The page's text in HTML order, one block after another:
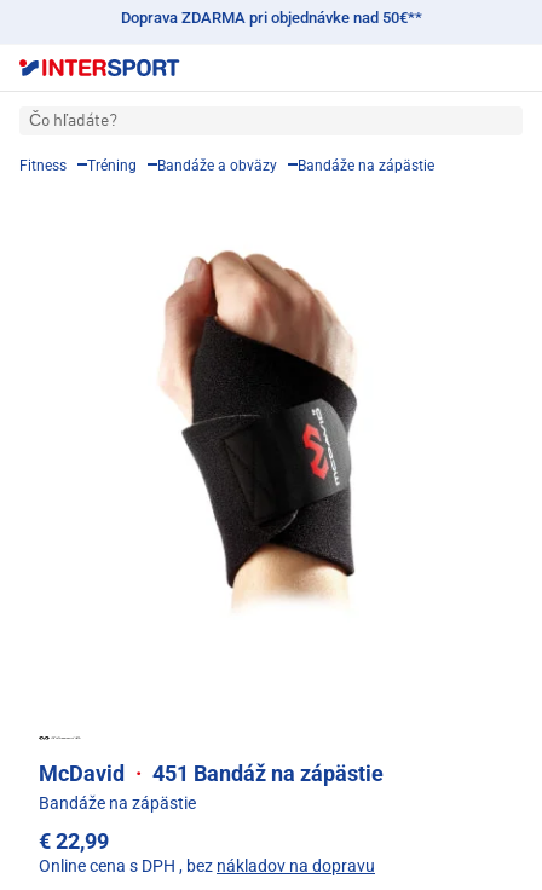
Doprava ZDARMA pri objednávke nad 50€**
Čo hľadáte?
Fitness Tréning Bandáže a obväzy Bandáže na zápästie
McDavid · 451 Bandáž na zápästie
Bandáže na zápästie
€ 22,99
Online cena s DPH , bez nákladov na dopravu